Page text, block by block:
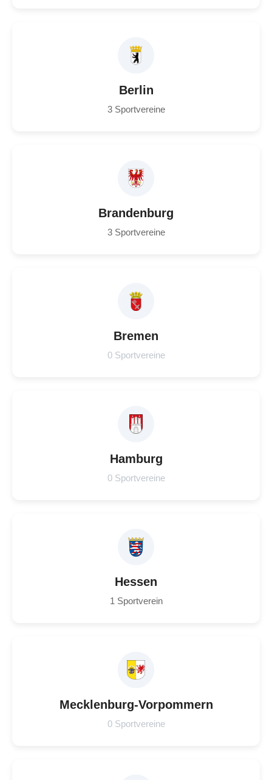
Berlin
3 Sportvereine
Brandenburg
3 Sportvereine
Bremen
0 Sportvereine
Hamburg
0 Sportvereine
Hessen
1 Sportverein
Mecklenburg-Vorpommern
0 Sportvereine